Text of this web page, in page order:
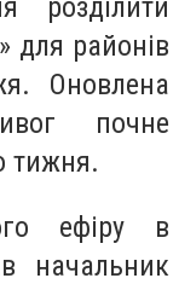
розділити
для районів
Оновлена
почне
тижня.
ефіру в
начальник